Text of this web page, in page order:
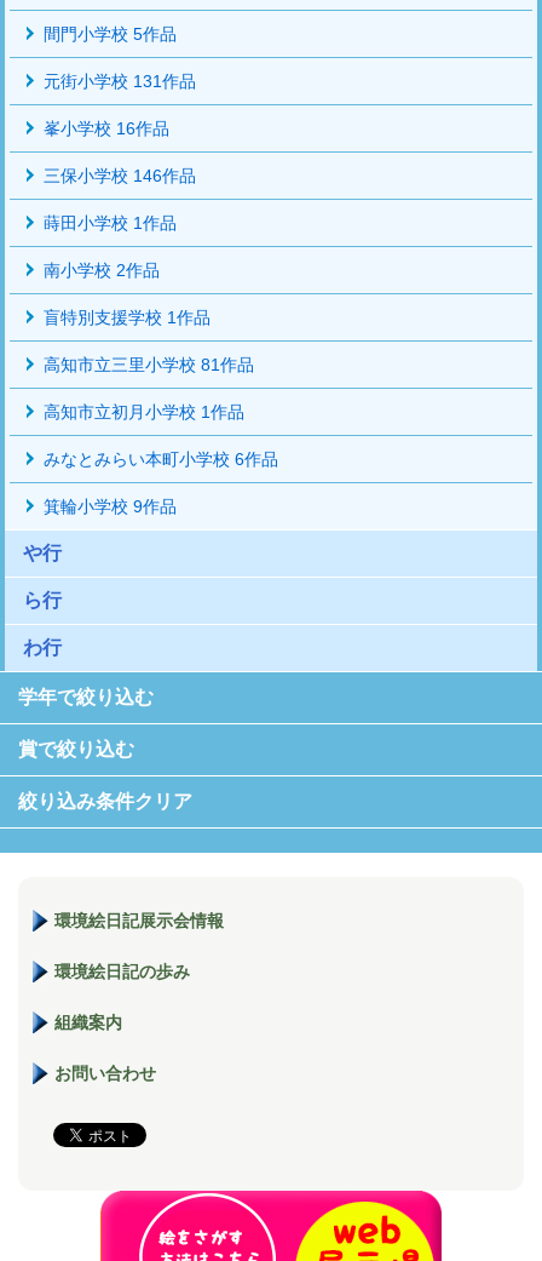
間門小学校 5作品
元街小学校 131作品
峯小学校 16作品
三保小学校 146作品
蒔田小学校 1作品
南小学校 2作品
盲特別支援学校 1作品
高知市立三里小学校 81作品
高知市立初月小学校 1作品
みなとみらい本町小学校 6作品
箕輪小学校 9作品
や行
ら行
わ行
学年で絞り込む
賞で絞り込む
絞り込み条件クリア
環境絵日記展示会情報
環境絵日記の歩み
組織案内
お問い合わせ